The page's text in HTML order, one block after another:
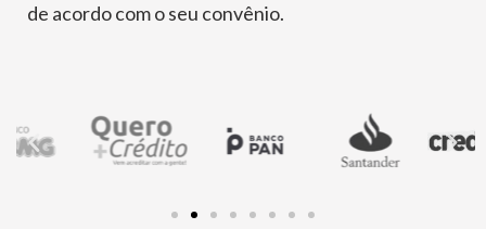
de acordo com o seu convênio.